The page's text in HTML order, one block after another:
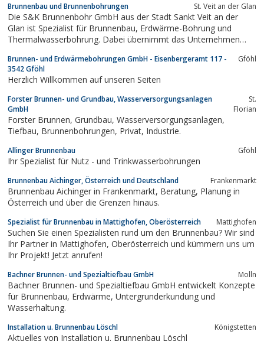
Schachtbrunnen und Quellfassungen für Einzelhaushalte, bis hin
zu kompletten Wasserversorgungen...
Brunnenbau und Brunnenbohrungen St. Veit an der Glan
Die S&K Brunnenbohr GmbH aus der Stadt Sankt Veit an der
Glan ist Spezialist für Brunnenbau, Erdwärme-Bohrung und
Thermalwasserbohrung. Dabei übernimmt das Unternehmen
Wartung des Wasserbrunnens. Die S&K Brunnenbohr GmbH
bietet außerdem allen KundInnen eine...
Brunnen- und Erdwärmebohrungen GmbH - Eisenbergeramt 117 -
3542 Gföhl
Gföhl
Herzlich Willkommen auf unseren Seiten
Forster Brunnen- und Grundbau, Wasserversorgungsanlagen
GmbH
St.
Florian
Forster Brunnen, Grundbau, Wasserversorgungsanlagen,
Tiefbau, Brunnenbohrungen, Privat, Industrie.
Allinger Brunnenbau Gföhl
Ihr Spezialist für Nutz - und Trinkwasserbohrungen
Brunnenbau Aichinger, Österreich und Deutschland Frankenmarkt
Brunnenbau Aichinger in Frankenmarkt, Beratung, Planung in
Österreich und über die Grenzen hinaus.
Spezialist für Brunnenbau in Mattighofen, Oberösterreich Mattighofen
Suchen Sie einen Spezialisten rund um den Brunnenbau? Wir sind
Ihr Partner in Mattighofen, Oberösterreich und kümmern uns um
Ihr Projekt! Jetzt anrufen!
Bachner Brunnen- und Spezialtiefbau GmbH Molln
Bachner Brunnen- und Spezialtiefbau GmbH entwickelt Konzepte
für Brunnenbau, Erdwärme, Untergrunderkundung und
Wasserhaltung.
Installation u. Brunnenbau Löschl Königstetten
Aktuelles von Installation u. Brunnenbau Löschl